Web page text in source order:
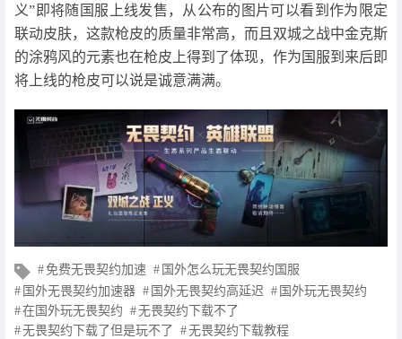
义”即将随国服上线发售，从公布的图片可以看到作为限定
联动皮肤，这款枪皮的质量非常高，而且双城之战中金克斯
的涂鸦风的元素也在枪皮上得到了体现，作为国服到来后即
将上线的枪皮可以说是诚意满满。
文
章
标
签
免费无畏契约加速
国外怎么玩无畏契约国服
国外无畏契约加速器
国外无畏契约高延迟
国外玩无畏契约
在国外玩无畏契约
无畏契约下载不了
无畏契约下载了但是玩不了
无畏契约下载教程